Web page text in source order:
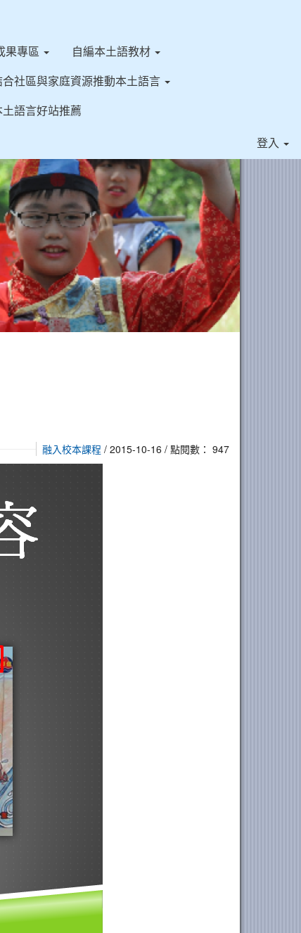
果專區
自編本土語教材
合社區與家庭資源推動本土語言
語言好站推薦
登入
融入校本課程 / 2015-10-16 / 點閱數： 947